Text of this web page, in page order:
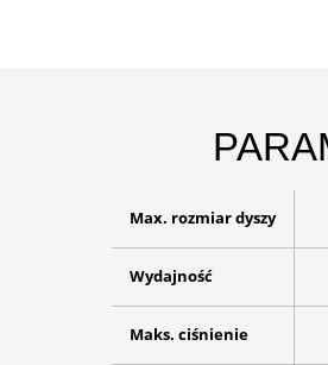
Max. rozmiar dyszy
Wydajność
Maks. ciśnienie